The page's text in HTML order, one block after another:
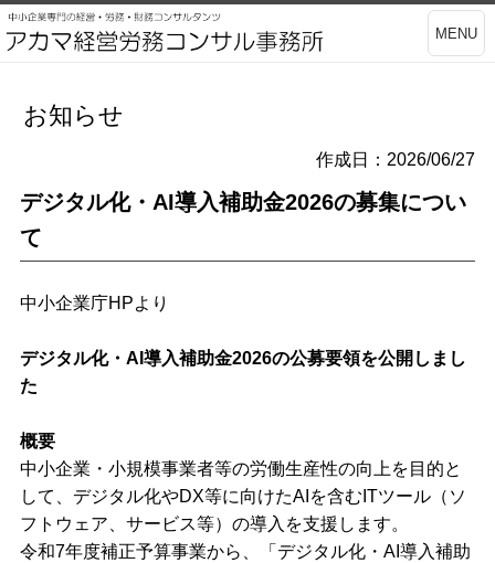
MENU
お知らせ
作成日：2026/06/27
デジタル化・AI導入補助金2026の募集につい
て
中小企業庁HPより
デジタル化・AI導入補助金2026の公募要領を公開しまし
た
概要
中小企業・小規模事業者等の労働生産性の向上を目的と
して、デジタル化やDX等に向けたAIを含むITツール（ソ
フトウェア、サービス等）の導入を支援します。
令和7年度補正予算事業から、「デジタル化・AI導入補助